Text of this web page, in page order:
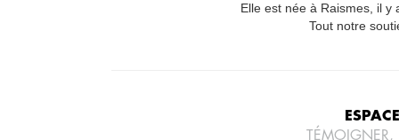
Elle est née à Raismes, il
Tout notre